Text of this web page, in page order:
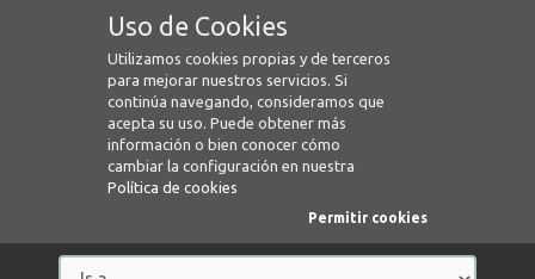
Uso de Cookies
Utilizamos cookies propias y de terceros
para mejorar nuestros servicios. Si
continúa navegando, consideramos que
acepta su uso. Puede obtener más
información o bien conocer cómo
cambiar la configuración en nuestra
Política de cookies
Permitir cookies